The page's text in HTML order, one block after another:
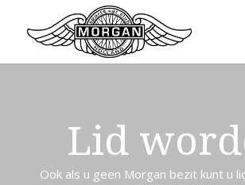
Lid
Ook als u geen Morgan bezit kunt u